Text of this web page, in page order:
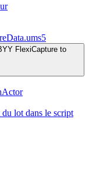
FlexiCapture to
du lot dans le script